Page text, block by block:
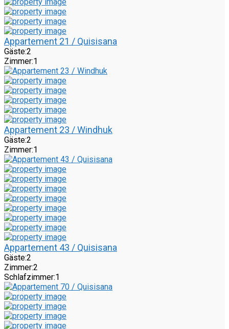
Appartement 21 / Quisisana
Gäste:2
Zimmer:1
Appartement 23 / Windhuk
Gäste:2
Zimmer:1
Appartement 43 / Quisisana
Gäste:2
Zimmer:2
Schlafzimmer:1